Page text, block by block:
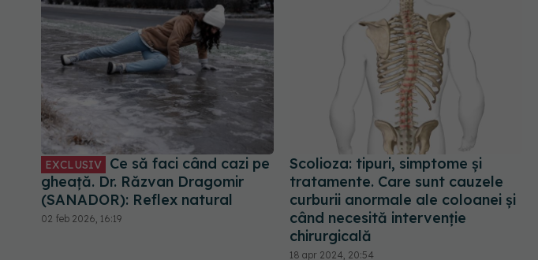
EXCLUSIV
Ce să faci când cazi pe
gheață. Dr. Răzvan Dragomir
(SANADOR): Reflex natural
02 feb 2026, 16:19
Scolioza: tipuri, simptome și
tratamente. Care sunt cauzele
curburii anormale ale coloanei și
când necesită intervenție
chirurgicală
18 apr 2024, 20:54